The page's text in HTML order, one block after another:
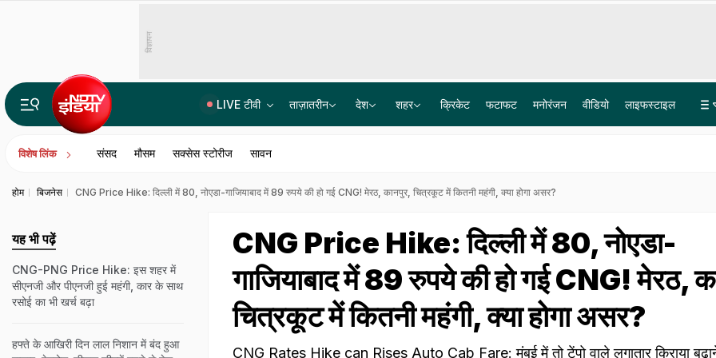
विज्ञापन
LIVE टीवी ताज़ातरीन देश शहर क्रिकेट फटाफट मनोरंजन वीडियो लाइफस्टाइल
विशेष लिंक संसद मौसम सक्सेस स्टोरीज सावन
होम बिजनेस CNG Price Hike: दिल्‍ली में 80, नोएडा-गाजियाबाद में 89 रुपये की हो गई CNG! मेरठ, कानपुर, चित्रकूट में कितनी महंगी, क्‍या होगा असर?
CNG Price Hike: दिल्‍ली में 80, नोएडा-
गाजियाबाद में 89 रुपये की हो गई CNG! मेरठ,
चित्रकूट में कितनी महंगी, क्‍या होगा असर?
CNG Rates Hike can Rises Auto Cab Fare: मुंबई में तो टेंपो वाले लगातार किराया
यह भी पढ़ें
CNG-PNG Price Hike: इस शहर में
सीएनजी और पीएनजी हुई महंगी, कार के साथ
रसोई का भी खर्च बढ़ा
हफ्ते के आखिरी दिन लाल निशान में बंद हुआ